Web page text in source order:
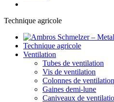
Technique agricole
Technique agricole
Ventilation
Tubes de ventilation
Vis de ventilation
Colonnes de ventilation
Gaines demi-lune
Caniveaux de